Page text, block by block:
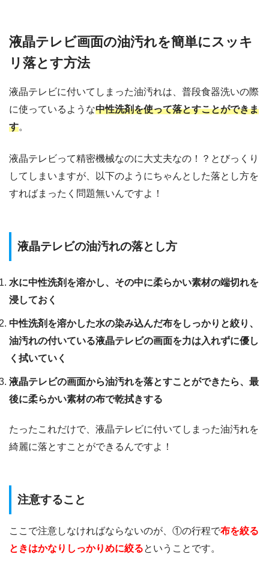
液晶テレビ画面の油汚れを簡単にスッキ
リ落とす方法
液晶テレビに付いてしまった油汚れは、普段食器洗いの際
に使っているような中性洗剤を使って落とすことができま
す。
液晶テレビって精密機械なのに大丈夫なの！？とびっくり
してしまいますが、以下のようにちゃんとした落とし方を
すればまったく問題無いんですよ！
液晶テレビの油汚れの落とし方
水に中性洗剤を溶かし、その中に柔らかい素材の端切れを
浸しておく
中性洗剤を溶かした水の染み込んだ布をしっかりと絞り、
油汚れの付いている液晶テレビの画面を力は入れずに優し
く拭いていく
液晶テレビの画面から油汚れを落とすことができたら、最
後に柔らかい素材の布で乾拭きする
たったこれだけで、液晶テレビに付いてしまった油汚れを
綺麗に落とすことができるんですよ！
注意すること
ここで注意しなければならないのが、①の行程で布を絞る
ときはかなりしっかりめに絞るということです。